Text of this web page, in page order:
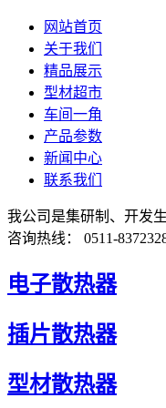
网站首页
关于我们
精品展示
型材超市
车间一角
产品参数
新闻中心
联系我们
我公司是集研制、开发
咨询热线： 0511-
电子散热器
插片散热器
型材散热器